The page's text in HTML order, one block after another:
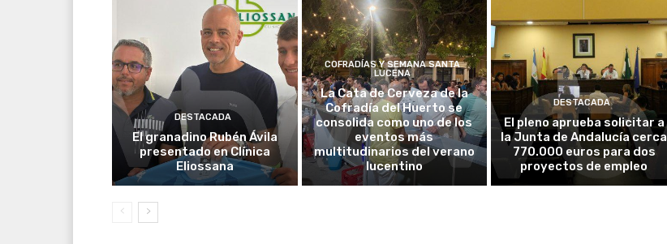
DESTACADA
El granadino Rubén Ávila
presentado en Clínica
Eliossana
COFRADÍAS Y SEMANA SANTA
LUCENA
La Cata de Cerveza de la
Cofradía del Huerto se
consolida como uno de los
eventos más
multitudinarios del verano
lucentino
DESTACADA
El pleno aprueba solicitar a
la Junta de Andalucía cerca
770.000 euros para dos
proyectos de empleo